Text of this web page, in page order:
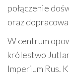
połączenie
oraz
W centrum
królestwo
Imperium Rus.